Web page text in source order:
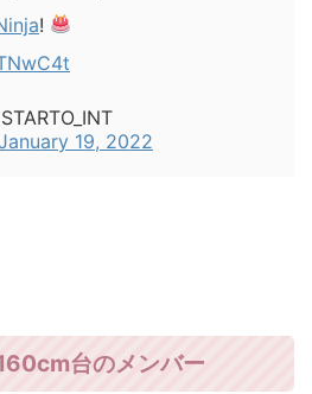
!
19, 2022
台のメンバー